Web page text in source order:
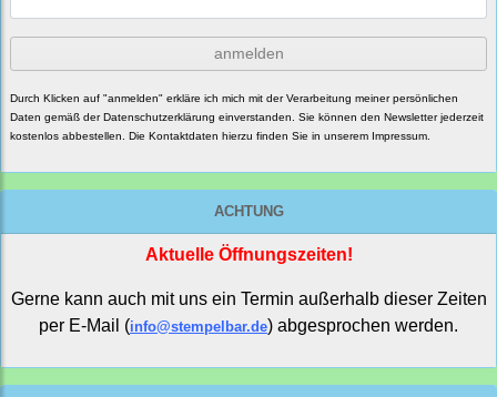
anmelden
Durch Klicken auf "anmelden" erkläre ich mich mit der Verarbeitung meiner persönlichen
Daten gemäß der Datenschutzerklärung einverstanden. Sie können den Newsletter jederzeit
kostenlos abbestellen. Die Kontaktdaten hierzu finden Sie in unserem Impressum.
ACHTUNG
Aktuelle Öffnungszeiten!
Gerne kann auch mit uns ein Termin außerhalb dieser Zeiten
per E-Mail (info@stempelbar.de) abgesprochen werden.